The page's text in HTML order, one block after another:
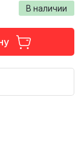
В наличии